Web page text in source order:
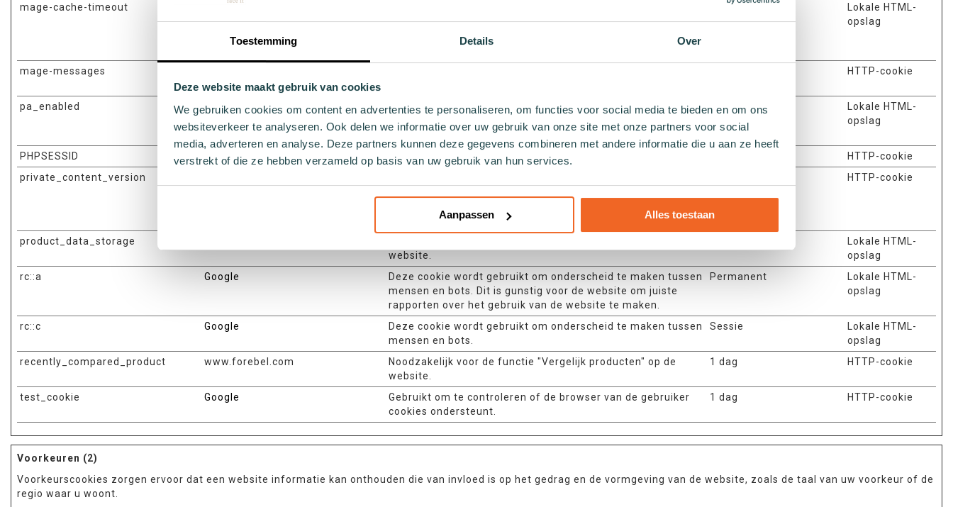
Toestemming Details Over
Deze website maakt gebruik van cookies
We gebruiken cookies om content en advertenties te personaliseren, om functies voor social media te bieden en om ons
websiteverkeer te analyseren. Ook delen we informatie over uw gebruik van onze site met onze partners voor social
media, adverteren en analyse. Deze partners kunnen deze gegevens combineren met andere informatie die u aan ze heeft
verstrekt of die ze hebben verzameld op basis van uw gebruik van hun services.
Aanpassen Alles toestaan
mage-cache-timeout
gebruikt door de website om de reactietijd tussen de
bezoeker en de website te optimaliseren. De cache wordt
Permanent
Lokale HTML-
opslag
mage-messages HTTP-cookie
pa_enabled Solarwinds
Bepaalt het apparaat dat wordt gebruikt om toegang te
krijgen tot de website. Hierdoor kan de website
overeenkomstig worden weergegeven.
Permanent
Lokale HTML-
opslag
PHPSESSID www.forebel.com Houdt gebruikerssessiestatus voor alle pagina-aanvragen bij.
HTTP-cookie
private_content_version
meestal opgeslagen in de browser van de bezoeker.
HTTP-cookie
product_data_storage
website.
Lokale HTML-
opslag
rc::a
Google
Deze cookie wordt gebruikt om onderscheid te maken tussen
mensen en bots. Dit is gunstig voor de website om juiste
rapporten over het gebruik van de website te maken.
Permanent
Lokale HTML-
opslag
rc::c Google
Deze cookie wordt gebruikt om onderscheid te maken tussen
mensen en bots.
Sessie
Lokale HTML-
opslag
recently_compared_product
www.forebel.com
Noodzakelijk voor de functie "Vergelijk producten" op de
website.
1 dag HTTP-cookie
test_cookie Google
Gebruikt om te controleren of de browser van de gebruiker
cookies ondersteunt.
1 dag HTTP-cookie
Voorkeuren (2)
Voorkeurscookies zorgen ervoor dat een website informatie kan onthouden die van invloed is op het gedrag en de vormgeving van de website, zoals de taal van uw voorkeur of de
regio waar u woont.